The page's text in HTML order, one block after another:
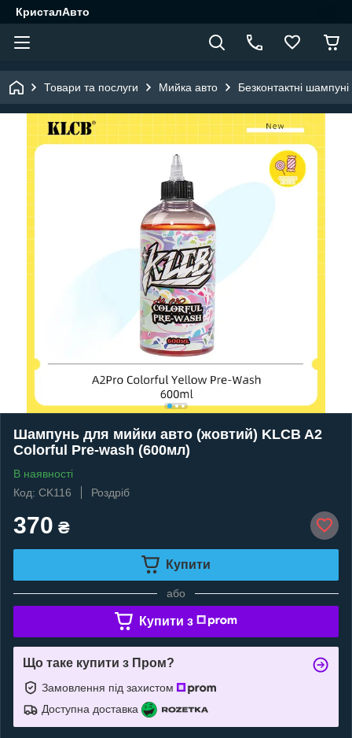
КристалАвто
Товари та послуги Мийка авто Безконтактні шампуні
Шампунь для мийки авто (жовтий) KLCB A2
Colorful Pre-wash (600мл)
В наявності
Код: CK116
Роздріб
370 ₴
Купити
або
Купити з
Що таке купити з Пром?
Замовлення під захистом
Доступна доставка